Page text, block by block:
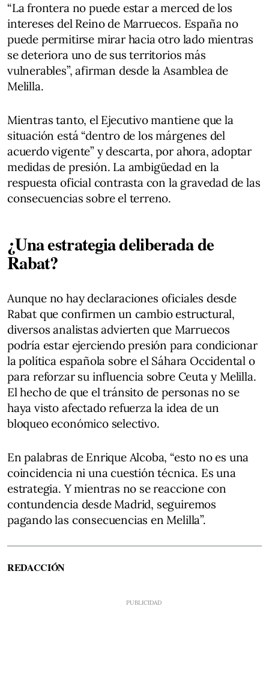
“La frontera no puede estar a merced de los
intereses del Reino de Marruecos. España no
puede permitirse mirar hacia otro lado mientras
se deteriora uno de sus territorios más
vulnerables”, afirman desde la Asamblea de
Melilla.
Mientras tanto, el Ejecutivo mantiene que la
situación está “dentro de los márgenes del
acuerdo vigente” y descarta, por ahora, adoptar
medidas de presión. La ambigüedad en la
respuesta oficial contrasta con la gravedad de las
consecuencias sobre el terreno.
¿Una estrategia deliberada de
Rabat?
Aunque no hay declaraciones oficiales desde
Rabat que confirmen un cambio estructural,
diversos analistas advierten que Marruecos
podría estar ejerciendo presión para condicionar
la política española sobre el Sáhara Occidental o
para reforzar su influencia sobre Ceuta y Melilla.
El hecho de que el tránsito de personas no se
haya visto afectado refuerza la idea de un
bloqueo económico selectivo.
En palabras de Enrique Alcoba, “esto no es una
coincidencia ni una cuestión técnica. Es una
estrategia. Y mientras no se reaccione con
contundencia desde Madrid, seguiremos
pagando las consecuencias en Melilla”.
REDACCIÓN